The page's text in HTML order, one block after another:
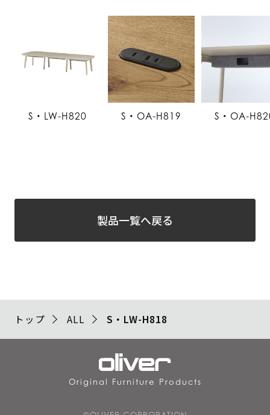
S・LW-H820 S・OA-H819 S・OA-
製品一覧へ戻る
トップ ALL S・LW-H818
Original Furniture Products